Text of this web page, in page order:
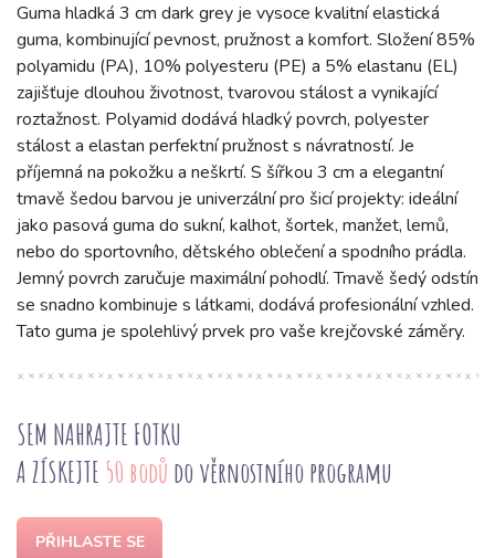
Guma hladká 3 cm dark grey je vysoce kvalitní elastická
guma, kombinující pevnost, pružnost a komfort. Složení 85%
polyamidu (PA), 10% polyesteru (PE) a 5% elastanu (EL)
zajišťuje dlouhou životnost, tvarovou stálost a vynikající
roztažnost. Polyamid dodává hladký povrch, polyester
stálost a elastan perfektní pružnost s návratností. Je
příjemná na pokožku a neškrtí. S šířkou 3 cm a elegantní
tmavě šedou barvou je univerzální pro šicí projekty: ideální
jako pasová guma do sukní, kalhot, šortek, manžet, lemů,
nebo do sportovního, dětského oblečení a spodního prádla.
Jemný povrch zaručuje maximální pohodlí. Tmavě šedý odstín
se snadno kombinuje s látkami, dodává profesionální vzhled.
Tato guma je spolehlivý prvek pro vaše krejčovské záměry.
SEM NAHRAJTE FOTKU
A ZÍSKEJTE 50 bodů do věrnostního programu
PŘIHLASTE SE